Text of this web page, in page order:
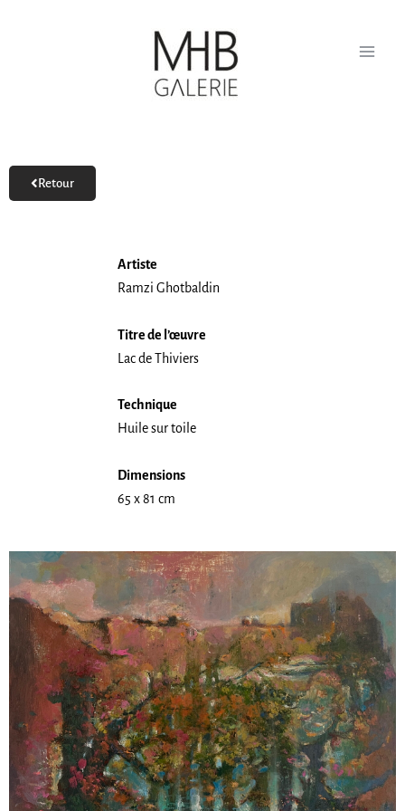
Retour
Artiste
Ramzi Ghotbaldin
Titre de l’œuvre
Lac de Thiviers
Technique
Huile sur toile
Dimensions
65 x 81 cm